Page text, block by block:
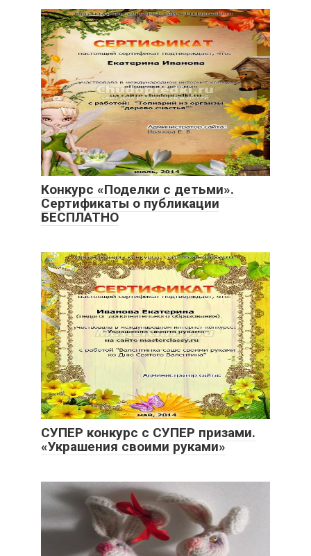
Конкурс «Поделки с детьми».
Сертификаты о публикации
БЕСПЛАТНО
СУПЕР конкурс с СУПЕР призами.
«Украшения своими руками»